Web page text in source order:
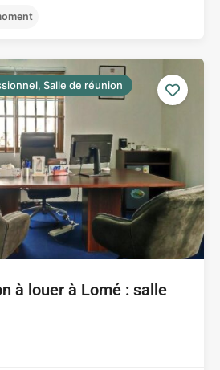
moment
Salle de réunion
à louer à Lomé : salle